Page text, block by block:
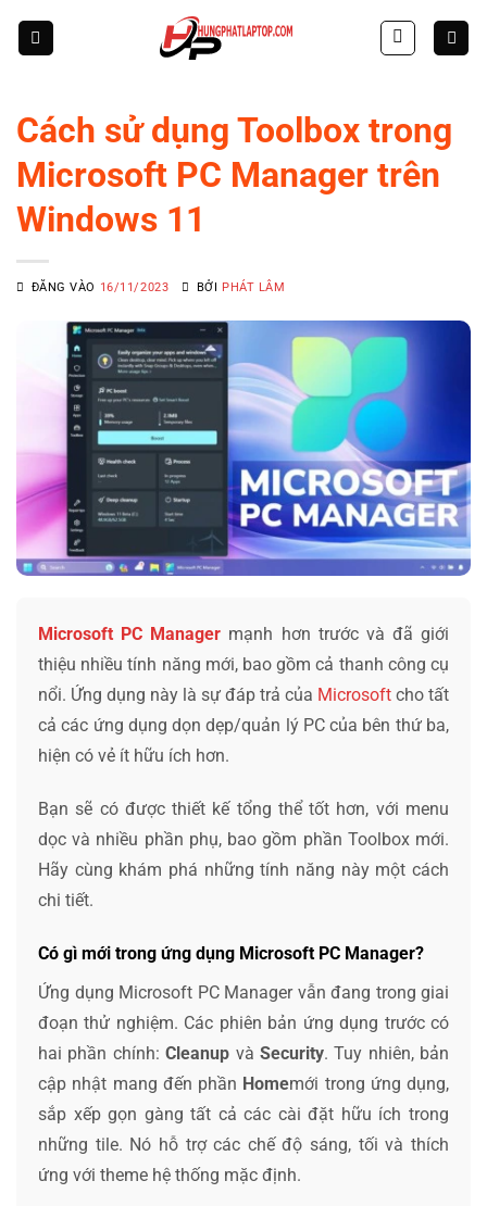
Cách sử dụng Toolbox trong
Microsoft PC Manager trên
Windows 11
ĐĂNG VÀO 16/11/2023 BỞI PHÁT LÂM
Microsoft PC Manager mạnh hơn trước và đã giới
thiệu nhiều tính năng mới, bao gồm cả thanh công cụ
nổi. Ứng dụng này là sự đáp trả của Microsoft cho tất
cả các ứng dụng dọn dẹp/quản lý PC của bên thứ ba,
hiện có vẻ ít hữu ích hơn.
Bạn sẽ có được thiết kế tổng thể tốt hơn, với menu
dọc và nhiều phần phụ, bao gồm phần Toolbox mới.
Hãy cùng khám phá những tính năng này một cách
chi tiết.
Có gì mới trong ứng dụng Microsoft PC Manager?
Ứng dụng Microsoft PC Manager vẫn đang trong giai
đoạn thử nghiệm. Các phiên bản ứng dụng trước có
hai phần chính:Cleanup và Security. Tuy nhiên, bản
cập nhật mang đến phần Homemới trong ứng dụng,
sắp xếp gọn gàng tất cả các cài đặt hữu ích trong
những tile. Nó hỗ trợ các chế độ sáng, tối và thích
ứng với theme hệ thống mặc định.